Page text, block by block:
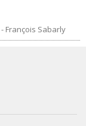
- François Sabarly